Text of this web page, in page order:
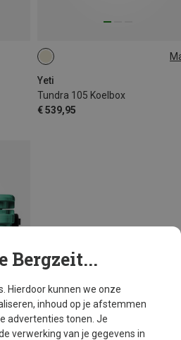
Yeti
Tundra 105 Koelbox
€ 539,95
105L
Bergzeit...
Hierdoor kunnen we onze
inhoud op je afstemmen
advertenties tonen. Je
verwerking van je gegevens in